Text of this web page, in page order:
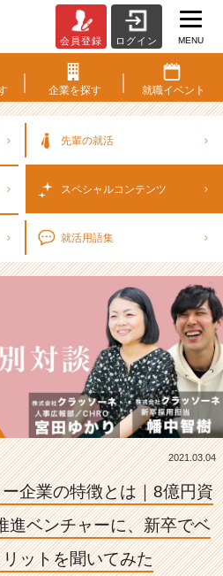
会員登録 ログイン MENU
企業を探す 就職イベント
先輩の就活
スペシャルコンテンツ
就活用語集
2021.03.04
企業の特徴とは｜8億円資
進ベンチャーに、新卒でベ
リットを聞いてみた